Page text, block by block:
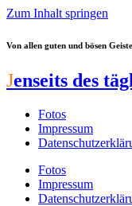
Zum Inhalt springen
Von allen guten und bösen
Jenseits des
Fotos
Impressum
Fotos
Impressum